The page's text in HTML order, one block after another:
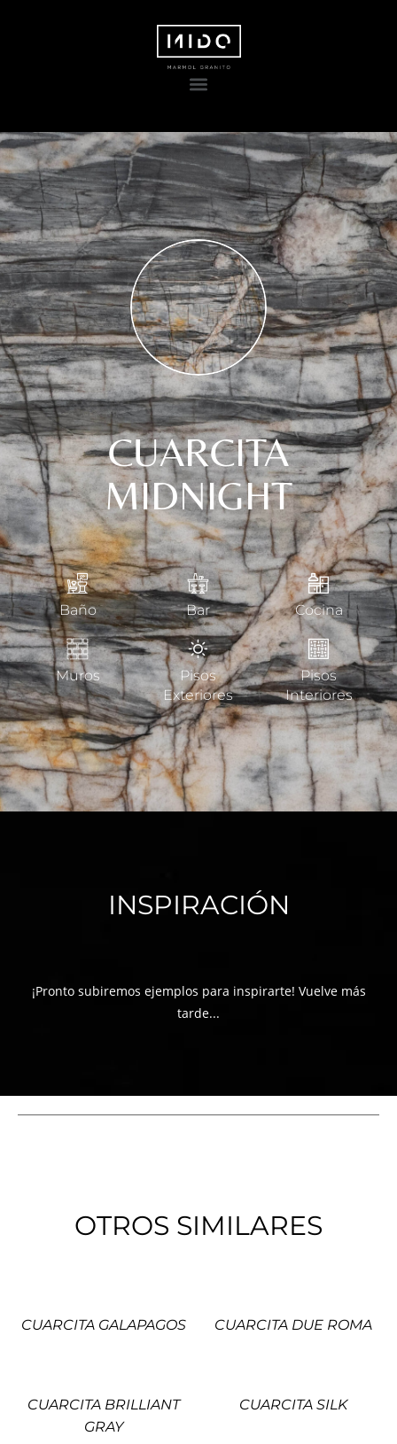
CUARCITA
MIDNIGHT
Baño Bar Cocina
Muros
Pisos
Exteriores
Pisos
Interiores
INSPIRACIÓN
¡Pronto subiremos ejemplos para inspirarte! Vuelve más
tarde...
OTROS SIMILARES
CUARCITA GALAPAGOS CUARCITA DUE ROMA
CUARCITA BRILLIANT
GRAY
CUARCITA SILK